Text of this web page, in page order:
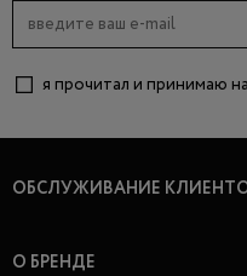
я прочитал и принимаю
ОБСЛУЖИВАНИЕ
О БРЕНДЕ